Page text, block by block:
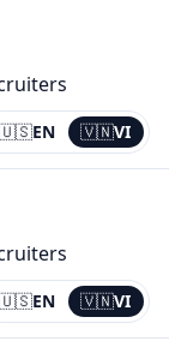
🇺🇸EN 🇻🇳VI
🇺🇸EN 🇻🇳VI